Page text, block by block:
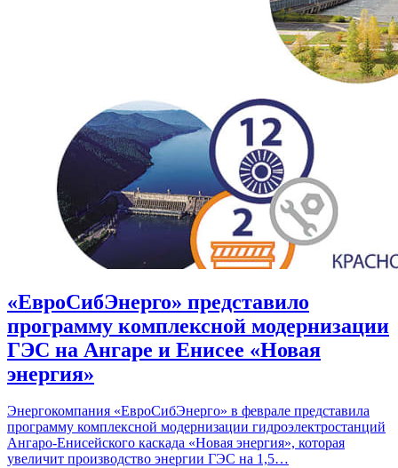
«ЕвроСибЭнерго» представило
программу комплексной модернизации
ГЭС на Ангаре и Енисее «Новая
энергия»
Энергокомпания «ЕвроСибЭнерго» в феврале представила
программу комплексной модернизации гидроэлектростанций
Ангаро-Енисейского каскада «Новая энергия», которая
увеличит производство энергии ГЭС на 1,5…